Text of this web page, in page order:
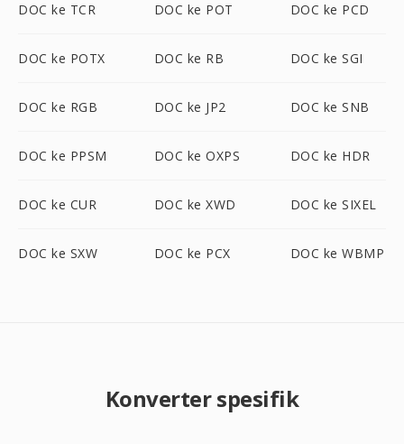
DOC ke TCR DOC ke POT DOC ke PCD
DOC ke POTX DOC ke RB DOC ke SGI
DOC ke RGB DOC ke JP2 DOC ke SNB
DOC ke PPSM DOC ke OXPS DOC ke HDR
DOC ke CUR DOC ke XWD DOC ke SIXEL
DOC ke SXW DOC ke PCX DOC ke WBMP
Konverter spesifik